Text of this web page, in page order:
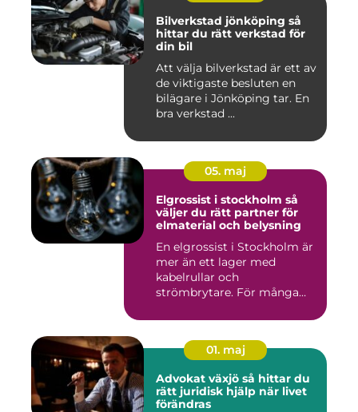
Bilverkstad jönköping så
hittar du rätt verkstad för
din bil
Att välja bilverkstad är ett av
de viktigaste besluten en
bilägare i Jönköping tar. En
bra verkstad ...
05. maj
Elgrossist i stockholm så
väljer du rätt partner för
elmaterial och belysning
En elgrossist i Stockholm är
mer än ett lager med
kabelrullar och
strömbrytare. För många
01. maj
Advokat växjö så hittar du
rätt juridisk hjälp när livet
förändras